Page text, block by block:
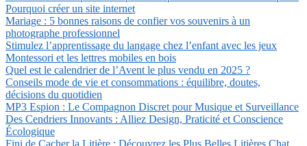
Pourquoi créer un site internet
Mariage : 5 bonnes raisons de confier vos souvenirs à un
photographe professionnel
Stimulez l’apprentissage du langage chez l’enfant avec les jeux
Montessori et les lettres mobiles en bois
Quel est le calendrier de l’Avent le plus vendu en 2025 ?
Conseils mode de vie et consommations : équilibre, doutes,
décisions du quotidien
MP3 Espion : Le Compagnon Discret pour Musique et Surveillance
Des Cendriers Innovants : Alliez Design, Praticité et Conscience
Écologique
Fini de Cacher la Litière : Découvrez les Plus Belles Litières Chat